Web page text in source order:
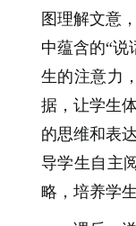
图理解文意
中蕴含的“说
生的注意力
据，让学生
的思维和表
导学生自主
略，培养学